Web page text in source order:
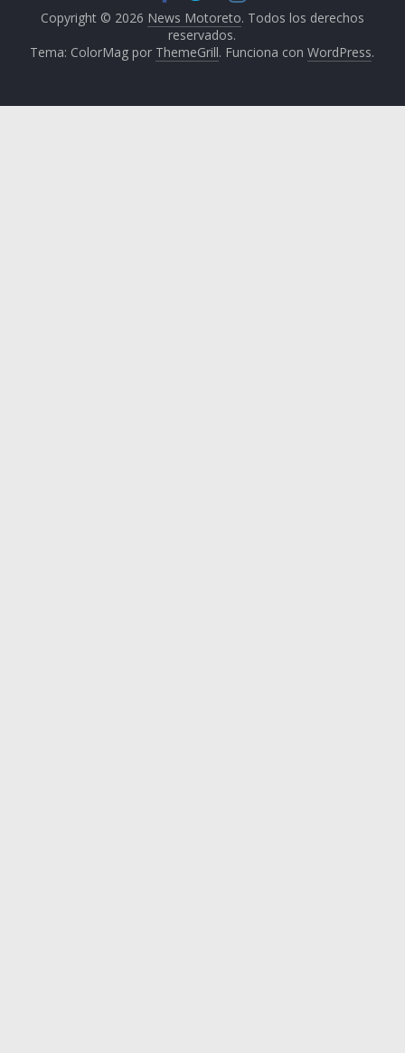
Copyright © 2026 News Motoreto. Todos los derechos
reservados.
Tema: ColorMag por ThemeGrill. Funciona conWordPress.